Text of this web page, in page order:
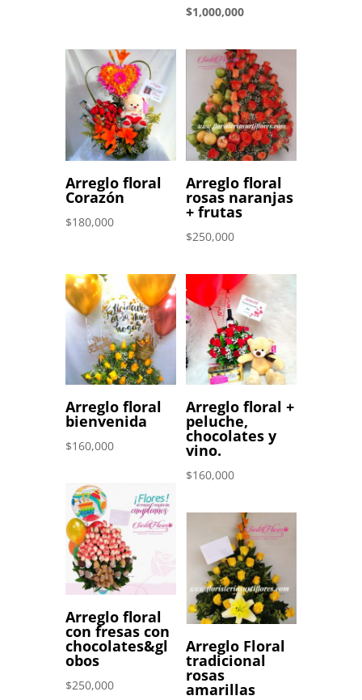
precio
era:
$1,700,000.
$1,000,000El
actual
es:
$1,000,000.
Arreglo floral
Corazón
$180,000
Arreglo floral
rosas naranjas
+ frutas
$250,000
Arreglo floral
bienvenida
$160,000
Arreglo floral +
peluche,
chocolates y
vino.
$160,000
Arreglo floral
con fresas con
chocolates&gl
obos
$250,000
Arreglo Floral
tradicional
rosas
amarillas